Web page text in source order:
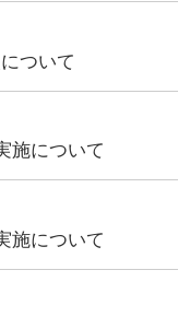
ついて
施について
施について